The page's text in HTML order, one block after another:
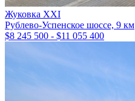
Жуковка XXI
Рублево-Успенское шоссе, 9 км
$8 245 500 - $11 055 400